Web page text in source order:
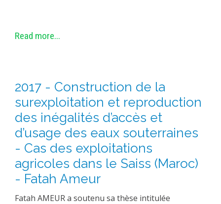
Read more...
2017 - Construction de la
surexploitation et reproduction
des inégalités d’accès et
d’usage des eaux souterraines
- Cas des exploitations
agricoles dans le Saiss (Maroc)
- Fatah Ameur
Fatah AMEUR a soutenu sa thèse intitulée